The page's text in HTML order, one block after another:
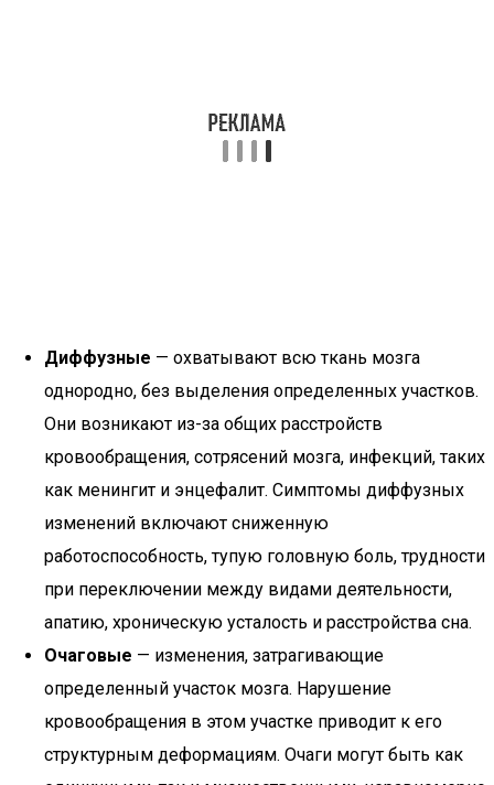
Диффузные — охватывают всю ткань мозга
однородно, без выделения определенных участков.
Они возникают из-за общих расстройств
кровообращения, сотрясений мозга, инфекций, таких
как менингит и энцефалит. Симптомы диффузных
изменений включают сниженную
работоспособность, тупую головную боль, трудности
при переключении между видами деятельности,
апатию, хроническую усталость и расстройства сна.
Очаговые — изменения, затрагивающие
определенный участок мозга. Нарушение
кровообращения в этом участке приводит к его
структурным деформациям. Очаги могут быть как